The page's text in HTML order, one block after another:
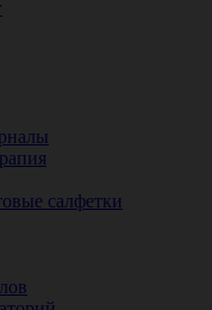
салфетки